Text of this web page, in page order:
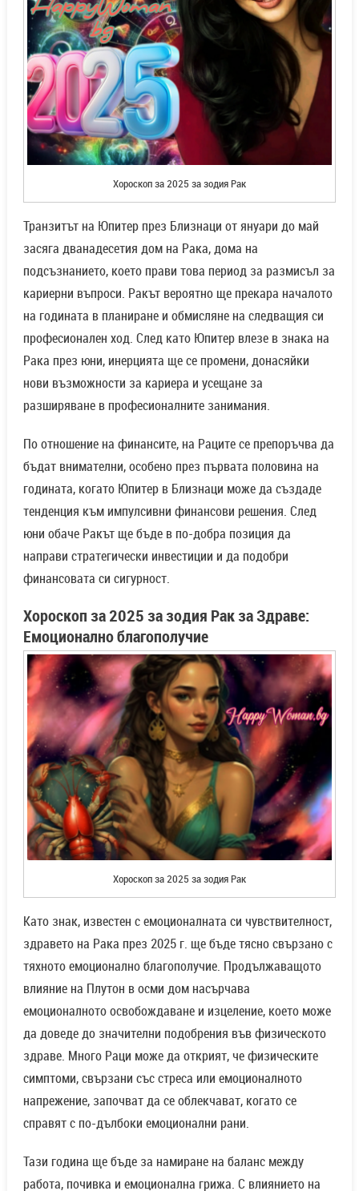
Хороскоп за 2025 за зодия Рак
Транзитът на Юпитер през Близнаци от януари до май
засяга дванадесетия дом на Рака, дома на
подсъзнанието, което прави това период за размисъл за
кариерни въпроси. Ракът вероятно ще прекара началото
на годината в планиране и обмисляне на следващия си
професионален ход. След като Юпитер влезе в знака на
Рака през юни, инерцията ще се промени, донасяйки
нови възможности за кариера и усещане за
разширяване в професионалните занимания.
По отношение на финансите, на Раците се препоръчва да
бъдат внимателни, особено през първата половина на
годината, когато Юпитер в Близнаци може да създаде
тенденция към импулсивни финансови решения. След
юни обаче Ракът ще бъде в по-добра позиция да
направи стратегически инвестиции и да подобри
финансовата си сигурност.
Хороскоп за 2025 за зодия Рак за Здраве:
Емоционално благополучие
Хороскоп за 2025 за зодия Рак
Като знак, известен с емоционалната си чувствителност,
здравето на Рака през 2025 г. ще бъде тясно свързано с
тяхното емоционално благополучие. Продължаващото
влияние на Плутон в осми дом насърчава
емоционалното освобождаване и изцеление, което може
да доведе до значителни подобрения във физическото
здраве. Много Раци може да открият, че физическите
симптоми, свързани със стреса или емоционалното
напрежение, започват да се облекчават, когато се
справят с по-дълбоки емоционални рани.
Тази година ще бъде за намиране на баланс между
работа, почивка и емоционална грижа. С влиянието на